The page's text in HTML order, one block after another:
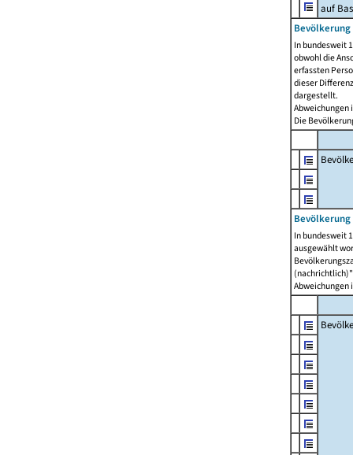
auf
Bevölkerung
In bundesweit
obwohl die
erfassten
dieser
dargestellt.
Abweichungen
Die
In bundesweit
ausgewählt
Abweichungen